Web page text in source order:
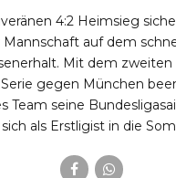
4:2 Heimsieg
Mannschaft auf dem
Mit dem zweiten
gegen München
Team seine
als Erstligist in die